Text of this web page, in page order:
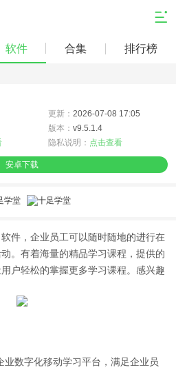
软件 合集 排行榜
更新： 2026-07-08 17:05
版本： v9.5.1.4
隐私说明： 点击查看
安卓下载
件，企业员工可以随时随地的进行在
。有着海量的精品学习课程，提供的
户轻松的掌握更多学习课程。感兴趣
业数字化移动学习平台，满足企业员